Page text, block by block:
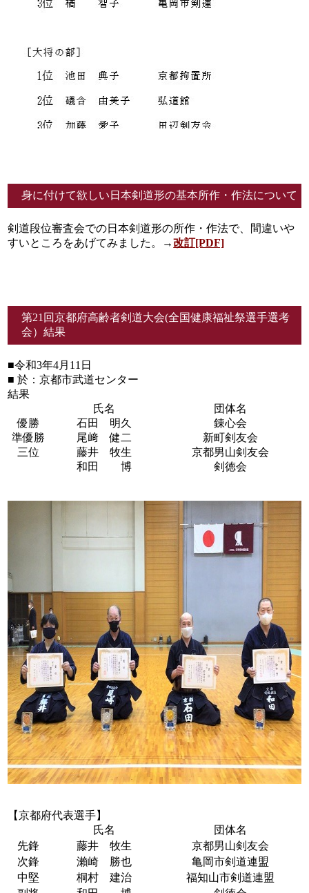
身に付けて欲しい日本剣道形の基本所作・作法について
剣道段位審査会での日本剣道形の所作・作法で、間違いや
すいところをあげてみました。→改訂[PDF]
第21回京都府高齢者剣道大会(全国健康福祉祭選手選考
会）結果
■令和3年4月11日
■ 於：京都市武道センター
結果
氏名
団体名
優勝
石田 明久
錬心会
準優勝
尾﨑 健二
新町剣友会
三位
藤井 牧生
京都男山剣友会
和田 博
剣徳会
【京都府代表選手】
氏名
団体名
先鋒
藤井 牧生
京都男山剣友会
次鋒
瀨崎 勝也
亀岡市剣道連盟
中堅
桐村 建治
福知山市剣道連盟